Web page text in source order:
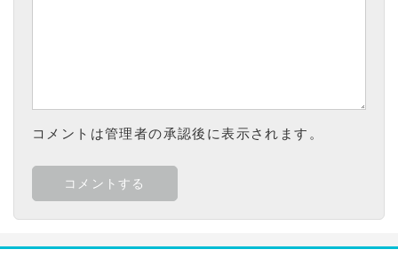
コメントは管理者の承認後に表示されます。